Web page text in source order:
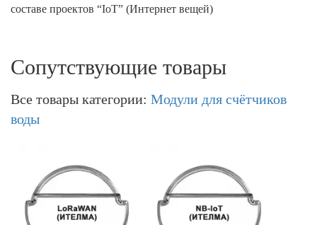
составе проектов “IoT” (Интернет вещей)
Сопутствующие товары
Все товары категории: Модули для счётчиков
воды